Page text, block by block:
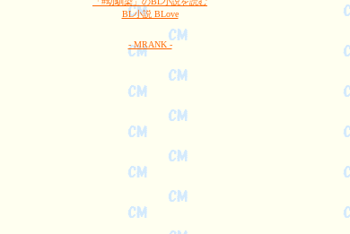
BL小説 BLove
- MRANK -